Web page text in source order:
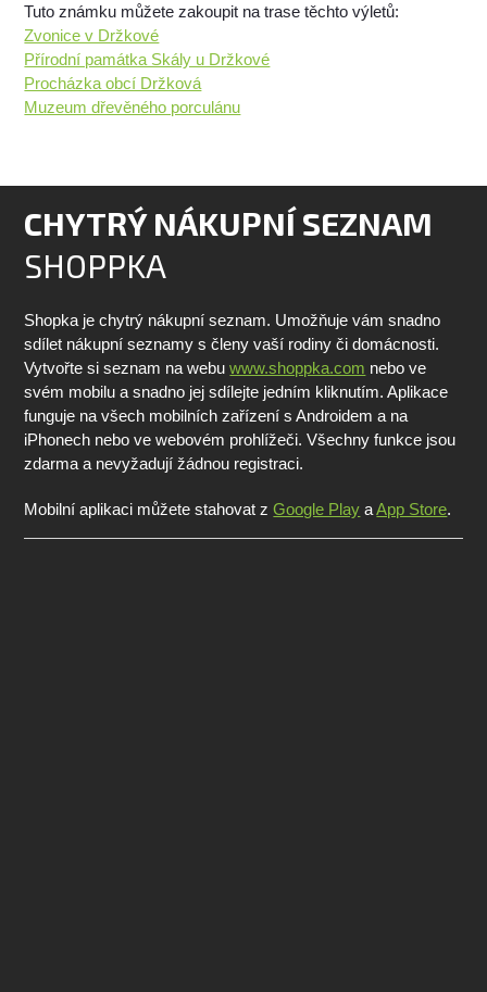
Tuto známku můžete zakoupit na trase těchto výletů:
Zvonice v Držkové
Přírodní památka Skály u Držkové
Procházka obcí Držková
Muzeum dřevěného porculánu
CHYTRÝ NÁKUPNÍ SEZNAM
SHOPPKA
Shopka je chytrý nákupní seznam. Umožňuje vám snadno
sdílet nákupní seznamy s členy vaší rodiny či domácnosti.
Vytvořte si seznam na webuwww.shoppka.com nebo ve
svém mobilu a snadno jej sdílejte jedním kliknutím. Aplikace
funguje na všech mobilních zařízení s Androidem a na
iPhonech nebo ve webovém prohlížeči. Všechny funkce jsou
zdarma a nevyžadují žádnou registraci.
Mobilní aplikaci můžete stahovat zGoogle Play aApp Store.